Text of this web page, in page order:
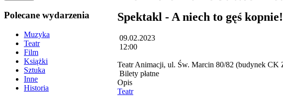
Polecane wydarzenia
Muzyka
Teatr
Film
Książki
Sztuka
Inne
Historia
Spektakl - A niech to gęś kopnie!
09.02.2023
12:00
Teatr Animacji, ul. Św. Marcin 80/82 (budynek CK
Bilety płatne
Opis
Teatr